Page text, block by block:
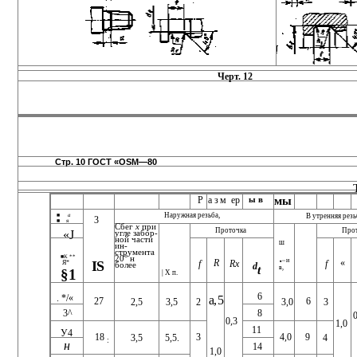
Черт. 12
Стр. 10 ГОСТ «OSM—80
Р азм ер ы в мы
■ а
■я 3
IS
Наружная резьба, В утренняя
«J
Сбегхпри
угле забор­
ной части
ин­
струмента
20° н
более
| X п.
Проточка
ш
■ ** и
в,
■К **
Я*
§1
f R Rx dt f «
. */« 27 2,5 3,5 2 а, 5
1,0
0,3
6 3,0 6
3
1,0
3^
8
У4
18 : 3,5 5,5. 3
11
4,0 9 4
н 14